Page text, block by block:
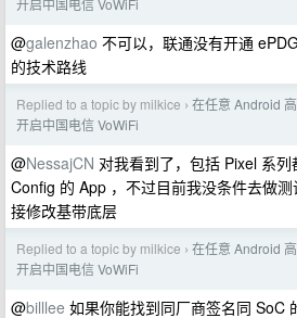
开启中国电信 VoWiFi
@galenzhao 不可以，联通没有开通
的技术路线
Replied to a topic by milkice › 在任意 Android
开启中国电信 VoWiFi
@NessajCN 对我看到了，包括 Pixel 系
Config 的 App ，不过目前我没条件去做
接修改基带底层
Replied to a topic by milkice › 在任意 Android
开启中国电信 VoWiFi
@billlee 如果你能找到同厂商签名同 SoC